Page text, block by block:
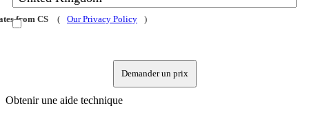
from CS ( Our Privacy Policy )
Demander un prix
Obtenir une aide technique